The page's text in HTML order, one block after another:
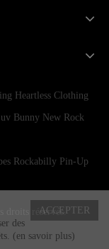
Heartless Clothing
Bunny New Rock
Rockabilly Pin-Up
droits réservés.ACCEPTER
des
(en savoir plus)